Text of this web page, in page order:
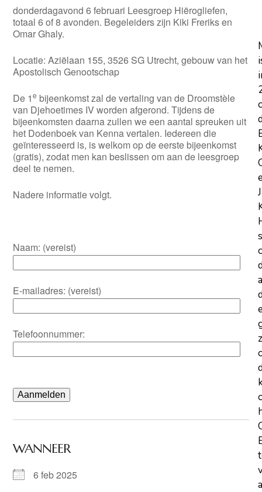
donderdagavond 6 februari Leesgroep Hiërogliefen,
totaal 6 of 8 avonden. Begeleiders zijn Kiki Freriks en
Omar Ghaly.
Locatie: Aziëlaan 155, 3526 SG Utrecht, gebouw van het
Apostolisch Genootschap
De 1e bijeenkomst zal de vertaling van de Droomstèle
van Djehoetimes IV worden afgerond. Tijdens de
bijeenkomsten daarna zullen we een aantal spreuken uit
het Dodenboek van Kenna vertalen. Iedereen die
geïnteresseerd is, is welkom op de eerste bijeenkomst
(gratis), zodat men kan beslissen om aan de leesgroep
deel te nemen.
Nadere informatie volgt.
Naam: (vereist)
E-mailadres: (vereist)
Telefoonnummer:
WANNEER
6 feb 2025